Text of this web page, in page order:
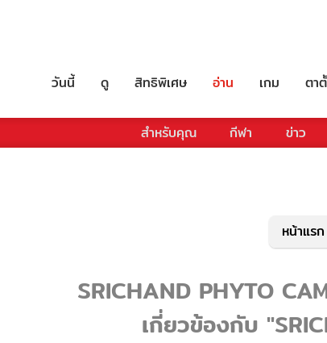
วันนี้ ดู สิทธิพิเศษ อ่าน เกม ตา
สำหรับคุณ กีฬา ข่าว
หน้าแรก
SRICHAND PHYTO
เกี่ยวข้องกับ